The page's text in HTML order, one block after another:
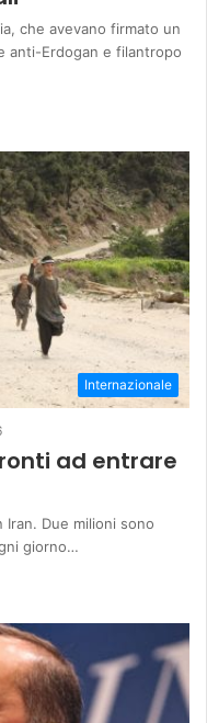
che avevano firmato un
anti-Erdogan e filantropo
Internazionale
ad entrare
Iran. Due milioni sono
giorno…